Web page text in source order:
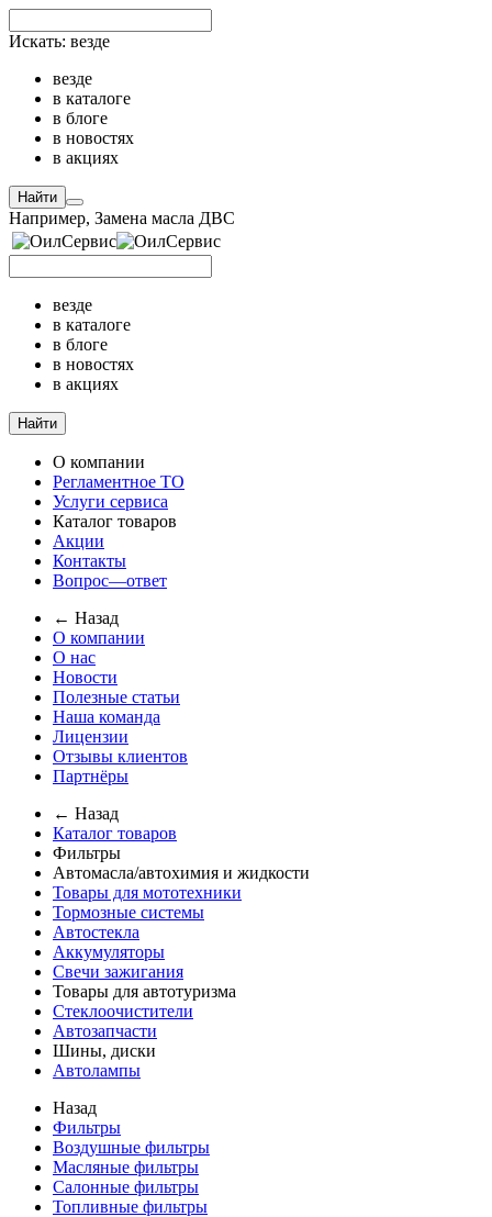
Искать: везде
везде
в каталоге
в блоге
в новостях
в акциях
Найти
Например, Замена масла ДВС
везде
в каталоге
в блоге
в новостях
в акциях
Найти
О компании
Регламентное ТО
Услуги сервиса
Каталог товаров
Акции
Контакты
Вопрос—ответ
← Назад
О компании
О нас
Новости
Полезные статьи
Наша команда
Лицензии
Отзывы клиентов
Партнёры
← Назад
Каталог товаров
Фильтры
Автомасла/автохимия и жидкости
Товары для мототехники
Тормозные системы
Автостекла
Аккумуляторы
Свечи зажигания
Товары для автотуризма
Стеклоочистители
Автозапчасти
Шины, диски
Автолампы
Назад
Фильтры
Воздушные фильтры
Масляные фильтры
Салонные фильтры
Топливные фильтры